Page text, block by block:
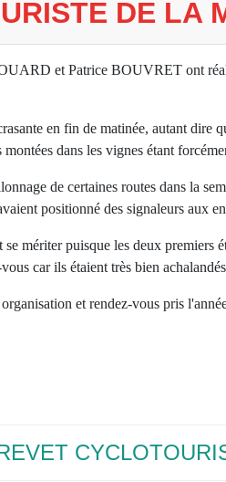
DE LA
et Patrice BOUVRET ont
en fin de matinée, autant
dans les vignes étant
de certaines routes dans la
positionné des signaleurs aux
mériter puisque les deux premiers
car ils étaient très bien
et rendez-vous pris